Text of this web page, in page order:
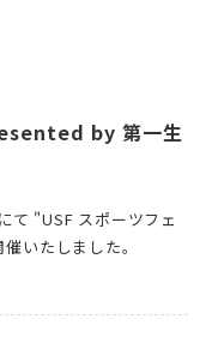
by 第一生
て "USF スポーツフェ
いたしました。